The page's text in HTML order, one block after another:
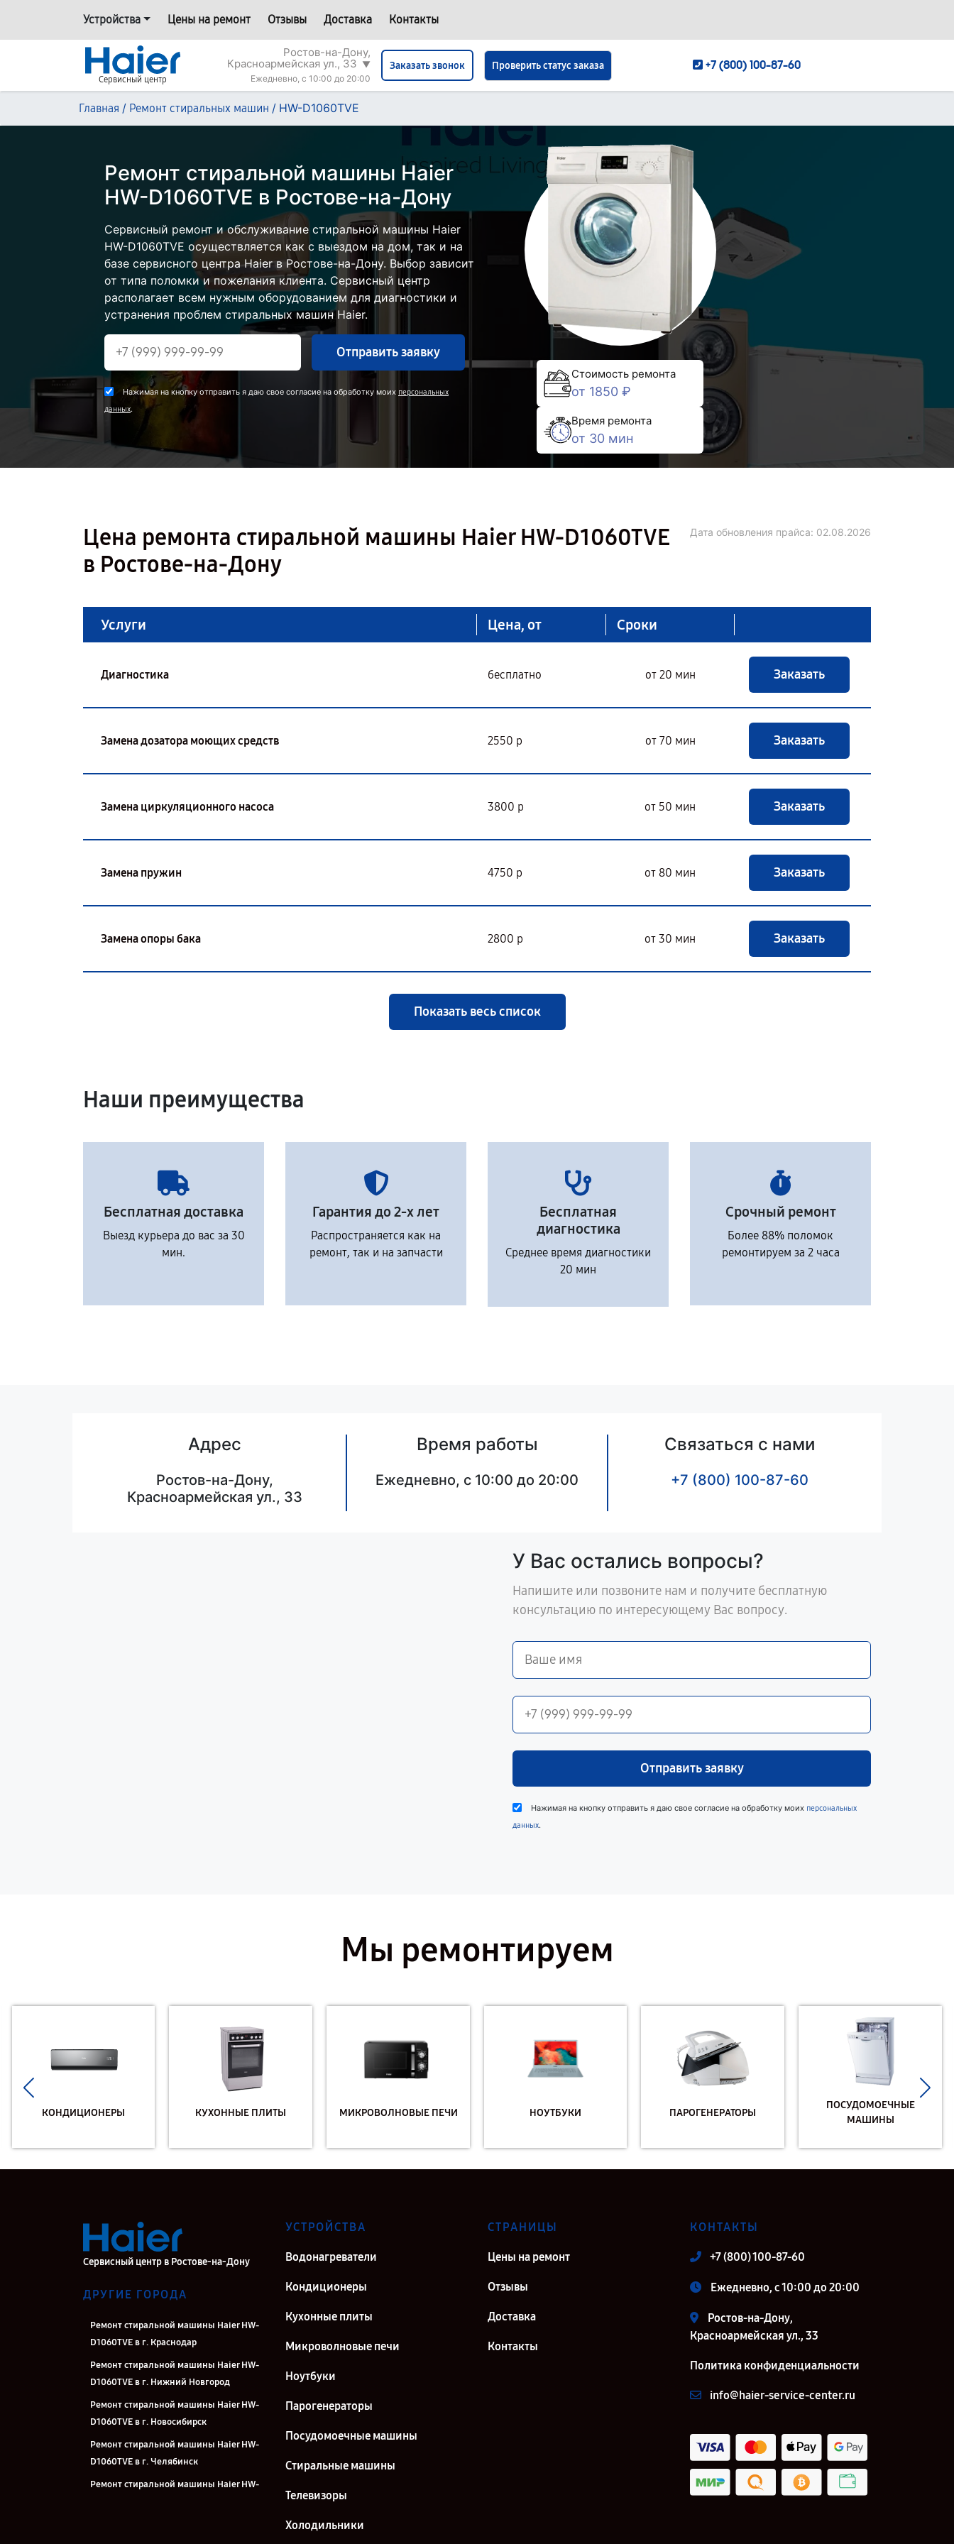
Устройства Цены на ремонт Отзывы Доставка Контакты
Сервисный центр
Ростов-на-Дону,
Красноармейская ул., 33 ▼
Ежедневно, с 10:00 до 20:00
Заказать звонок Проверить статус заказа +7 (800) 100-87-60
Главная / Ремонт стиральных машин / HW-D1060TVE
Ремонт стиральной машины Haier
HW-D1060TVE в Ростове-на-Дону
Сервисный ремонт и обслуживание стиральной машины Haier
HW-D1060TVE осуществляется как с выездом на дом, так и на
базе сервисного центра Haier в Ростове-на-Дону. Выбор зависит
от типа поломки и пожелания клиента. Сервисный центр
располагает всем нужным оборудованием для диагностики и
устранения проблем стиральных машин Haier.
Отправить заявку
Нажимая на кнопку отправить я даю свое согласие на обработку моих персональных
данных.
Стоимость ремонта
от 1850 ₽
Время ремонта
от 30 мин
Цена ремонта стиральной машины Haier HW-D1060TVE
в Ростове-на-Дону
Дата обновления прайса: 02.08.2026
Услуги Цена, от Сроки
Диагностика бесплатно от 20 мин Заказать
Замена дозатора моющих средств 2550 р от 70 мин Заказать
Замена циркуляционного насоса 3800 р от 50 мин Заказать
Замена пружин 4750 р от 80 мин Заказать
Замена опоры бака 2800 р от 30 мин Заказать
Показать весь список
Наши преимущества
Бесплатная доставка
Выезд курьера до вас за 30
мин.
Гарантия до 2-х лет
Распространяется как на
ремонт, так и на запчасти
Бесплатная
диагностика
Среднее время диагностики
20 мин
Срочный ремонт
Более 88% поломок
ремонтируем за 2 часа
Адрес
Ростов-на-Дону,
Красноармейская ул., 33
Время работы
Ежедневно, с 10:00 до 20:00
Связаться с нами
+7 (800) 100-87-60
У Вас остались вопросы?
Напишите или позвоните нам и получите бесплатную
консультацию по интересующему Вас вопросу.
Отправить заявку
Нажимая на кнопку отправить я даю свое согласие на обработку моих персональных
данных.
Мы ремонтируем
КОНДИЦИОНЕРЫ КУХОННЫЕ ПЛИТЫ МИКРОВОЛНОВЫЕ ПЕЧИ НОУТБУКИ ПАРОГЕНЕРАТОРЫ
ПОСУДОМОЕЧНЫЕ
МАШИНЫ
Сервисный центр в Ростове-на-Дону
ДРУГИЕ ГОРОДА
Ремонт стиральной машины Haier HW-
D1060TVE в г. Краснодар
Ремонт стиральной машины Haier HW-
D1060TVE в г. Нижний Новгород
Ремонт стиральной машины Haier HW-
D1060TVE в г. Новосибирск
Ремонт стиральной машины Haier HW-
D1060TVE в г. Челябинск
Ремонт стиральной машины Haier HW-
УСТРОЙСТВА
Водонагреватели
Кондиционеры
Кухонные плиты
Микроволновые печи
Ноутбуки
Парогенераторы
Посудомоечные машины
Стиральные машины
Телевизоры
Холодильники
СТРАНИЦЫ
Цены на ремонт
Отзывы
Доставка
Контакты
КОНТАКТЫ
+7 (800) 100-87-60
Ежедневно, с 10:00 до 20:00
Ростов-на-Дону,
Красноармейская ул., 33
Политика конфиденциальности
info@haier-service-center.ru